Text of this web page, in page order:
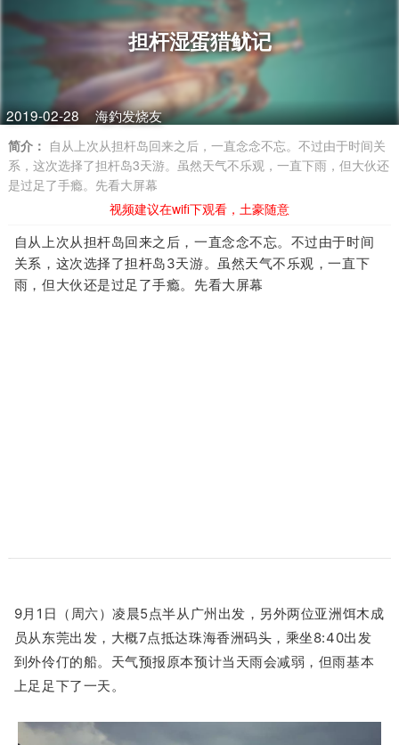
担杆湿蛋猎鱿记
2019-02-28 海釣发烧友
简介： 自从上次从担杆岛回来之后，一直念念不忘。不过由于时间关
系，这次选择了担杆岛3天游。虽然天气不乐观，一直下雨，但大伙还
是过足了手瘾。先看大屏幕
视频建议在wifi下观看，土豪随意
自从上次从担杆岛回来之后，一直念念不忘。不过由于时间
关系，这次选择了担杆岛3天游。虽然天气不乐观，一直下
雨，但大伙还是过足了手瘾。先看大屏幕
9月1日（周六）凌晨5点半从广州出发，另外两位亚洲饵木成
员从东莞出发， 大概7点抵达珠海香洲码头，乘坐8:40出发
到外伶仃的船。天气预报原本预计当天雨会减弱，但雨基本
上足足下了一天。